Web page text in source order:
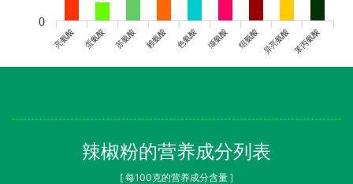
亮氨酸 蛋氨酸 苏氨酸 赖氨酸 色氨酸 缬氨酸 组氨酸 异亮氨酸苯丙氨酸
0
辣椒粉的营养成分列表
[ 每100克的营养成分含量 ]